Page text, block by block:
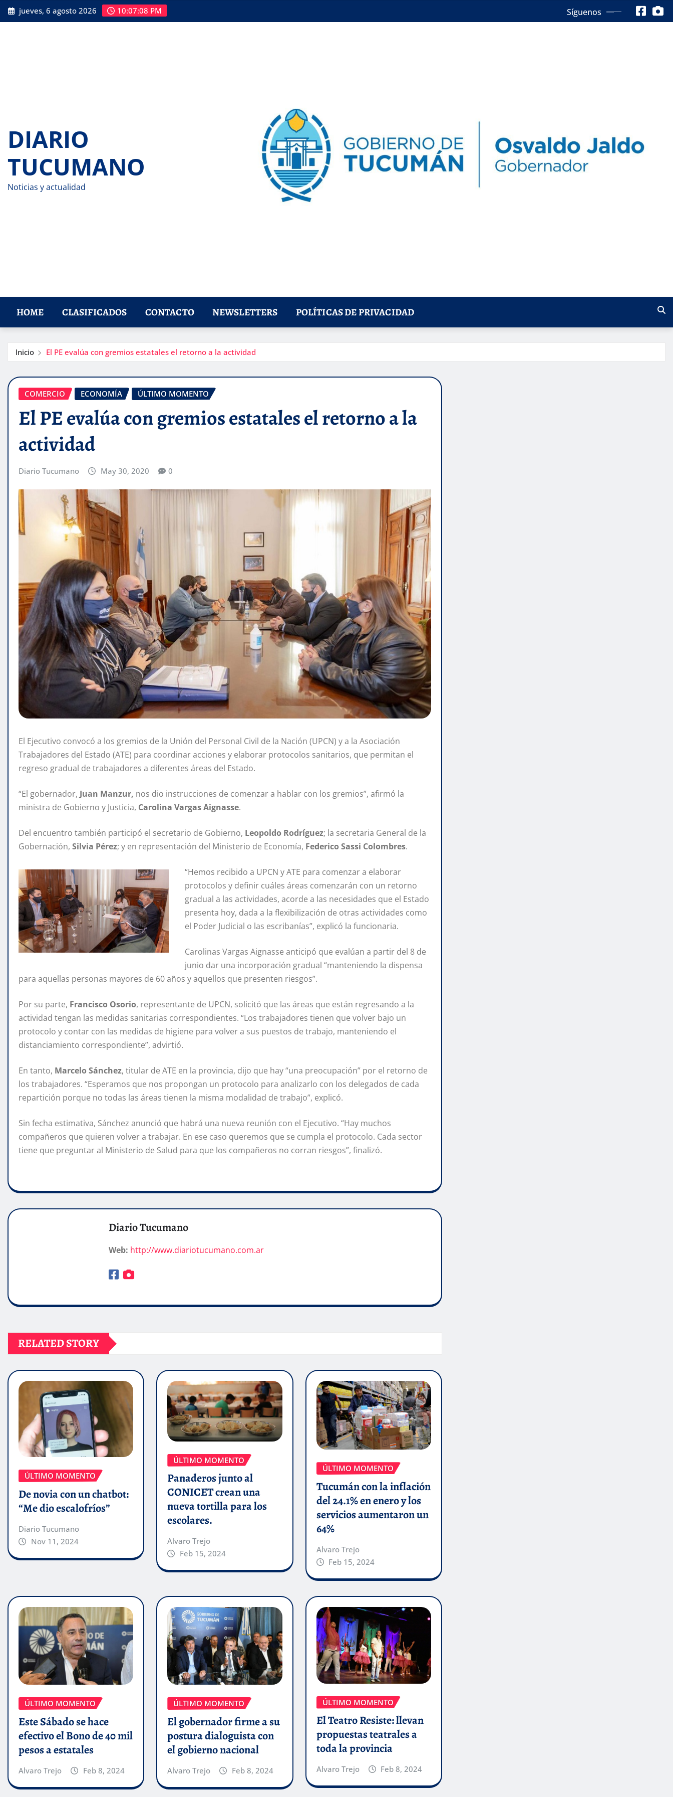
Saltar
al
jueves, 6 agosto 2026 10:07:09 PM Síguenos
DIARIO
TUCUMANO
Noticias y actualidad
HOME CLASIFICADOS CONTACTO NEWSLETTERS POLÍTICAS DE PRIVACIDAD
Inicio El PE evalúa con gremios estatales el retorno a la actividad
COMERCIO ECONOMÍA ÚLTIMO MOMENTO
El PE evalúa con gremios estatales el retorno a la
actividad
Diario Tucumano May 30, 2020 0
El Ejecutivo convocó a los gremios de la Unión del Personal Civil de la Nación (UPCN) y a la Asociación
Trabajadores del Estado (ATE) para coordinar acciones y elaborar protocolos sanitarios, que permitan el
regreso gradual de trabajadores a diferentes áreas del Estado.
“El gobernador, Juan Manzur, nos dio instrucciones de comenzar a hablar con los gremios”, afirmó la
ministra de Gobierno y Justicia, Carolina Vargas Aignasse.
Del encuentro también participó el secretario de Gobierno, Leopoldo Rodríguez; la secretaria General de la
Gobernación, Silvia Pérez; y en representación del Ministerio de Economía, Federico Sassi Colombres.
“Hemos recibido a UPCN y ATE para comenzar a elaborar
protocolos y definir cuáles áreas comenzarán con un retorno
gradual a las actividades, acorde a las necesidades que el Estado
presenta hoy, dada a la flexibilización de otras actividades como
el Poder Judicial o las escribanías”, explicó la funcionaria.
Carolinas Vargas Aignasse anticipó que evalúan a partir del 8 de
junio dar una incorporación gradual “manteniendo la dispensa
para aquellas personas mayores de 60 años y aquellos que presenten riesgos”.
Por su parte, Francisco Osorio, representante de UPCN, solicitó que las áreas que están regresando a la
actividad tengan las medidas sanitarias correspondientes. “Los trabajadores tienen que volver bajo un
protocolo y contar con las medidas de higiene para volver a sus puestos de trabajo, manteniendo el
distanciamiento correspondiente”, advirtió.
En tanto, Marcelo Sánchez, titular de ATE en la provincia, dijo que hay “una preocupación” por el retorno de
los trabajadores. “Esperamos que nos propongan un protocolo para analizarlo con los delegados de cada
repartición porque no todas las áreas tienen la misma modalidad de trabajo”, explicó.
Sin fecha estimativa, Sánchez anunció que habrá una nueva reunión con el Ejecutivo. “Hay muchos
compañeros que quieren volver a trabajar. En ese caso queremos que se cumpla el protocolo. Cada sector
tiene que preguntar al Ministerio de Salud para que los compañeros no corran riesgos”, finalizó.
Diario Tucumano
Web: http://www.diariotucumano.com.ar
RELATED STORY
ÚLTIMO MOMENTO
De novia con un chatbot:
“Me dio escalofríos”
Diario Tucumano
Nov 11, 2024
ÚLTIMO MOMENTO
Panaderos junto al
CONICET crean una
nueva tortilla para los
escolares.
Alvaro Trejo
Feb 15, 2024
ÚLTIMO MOMENTO
Tucumán con la inflación
del 24.1% en enero y los
servicios aumentaron un
64%
Alvaro Trejo
Feb 15, 2024
ÚLTIMO MOMENTO
Este Sábado se hace
efectivo el Bono de 40 mil
pesos a estatales
Alvaro Trejo Feb 8, 2024
ÚLTIMO MOMENTO
El gobernador firme a su
postura dialoguista con
el gobierno nacional
Alvaro Trejo Feb 8, 2024
ÚLTIMO MOMENTO
El Teatro Resiste: llevan
propuestas teatrales a
toda la provincia
Alvaro Trejo Feb 8, 2024